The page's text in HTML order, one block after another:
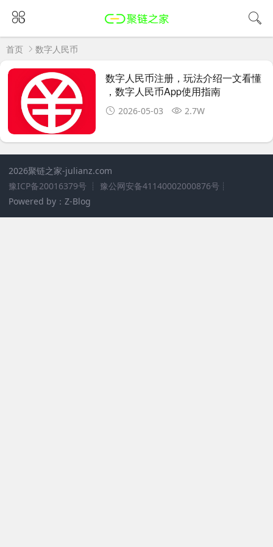
首页 数字人民币
数字人民币注册，玩法介绍一文看懂
，数字人民币App使用指南
2026-05-03 2.7W
2026聚链之家-julianz.com
豫ICP备20016379号 ┊ 豫公网安备41140002000876号 ┊
Powered by：Z-Blog